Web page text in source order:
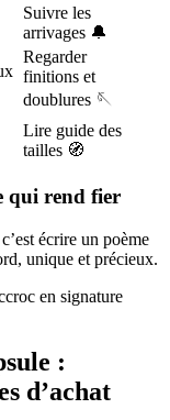
Suivre les
arrivages 🔔
Regarder
finitions et
doublures 🪡
Lire guide des
tailles 🧭
qui rend fier
écrire un poème
unique et précieux.
en signature
:
d’achat